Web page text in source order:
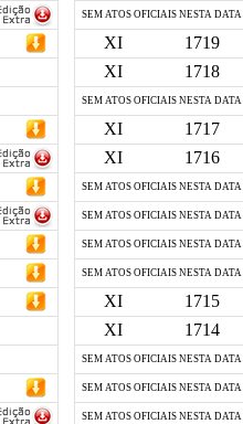
SEM ATOS OFICIAIS NESTA DATA
XI 1719
XI 1718
SEM ATOS OFICIAIS NESTA DATA
XI 1717
XI 1716
SEM ATOS OFICIAIS NESTA DATA
SEM ATOS OFICIAIS NESTA DATA
SEM ATOS OFICIAIS NESTA DATA
SEM ATOS OFICIAIS NESTA DATA
XI 1715
XI 1714
SEM ATOS OFICIAIS NESTA DATA
SEM ATOS OFICIAIS NESTA DATA
SEM ATOS OFICIAIS NESTA DATA